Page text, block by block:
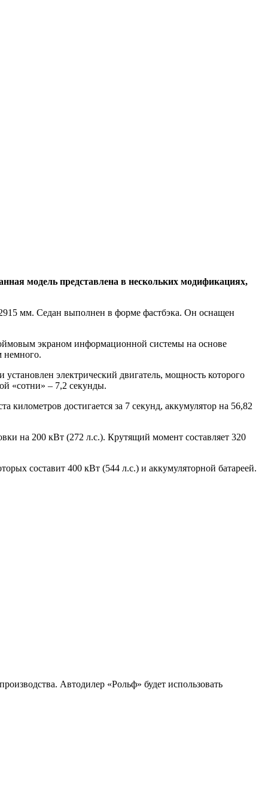
модель представлена в нескольких модификациях,
мм. Седан выполнен в форме фастбэка. Он оснащен
экраном информационной системы на основе
немного.
электрический двигатель, мощность которого
«сотни» – 7,2 секунды.
достигается за 7 секунд, аккумулятор на 56,82
на 200 кВт (272 л.с.). Крутящий момент составляет 320
составит 400 кВт (544 л.с.) и аккумуляторной батареей.
Автодилер «Рольф» будет использовать